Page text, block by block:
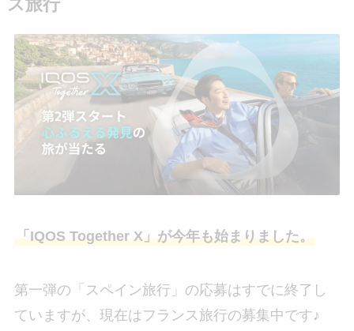
ス旅行
「IQOS Together X」が今年も始まりました。
第一弾の「スペイン旅行」の応募はすでに終了し
ていますが、現在はフランス旅行の募集中です♪